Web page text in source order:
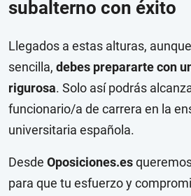
subalterno con éxito
Llegados a estas alturas,
sencilla, debes prepararte con
rigurosa. Solo así podrás
funcionario/a de carrera en la
universitaria española.
Desde Oposiciones.es
para que tu esfuerzo y